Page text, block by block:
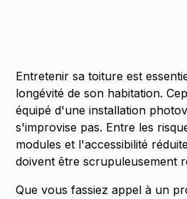
Entretenir sa toiture est
longévité de son habitation.
équipé d'une installation
s'improvise pas. Entre les
modules et l'accessibilité
doivent être scrupuleusement
Que vous fassiez appel à un